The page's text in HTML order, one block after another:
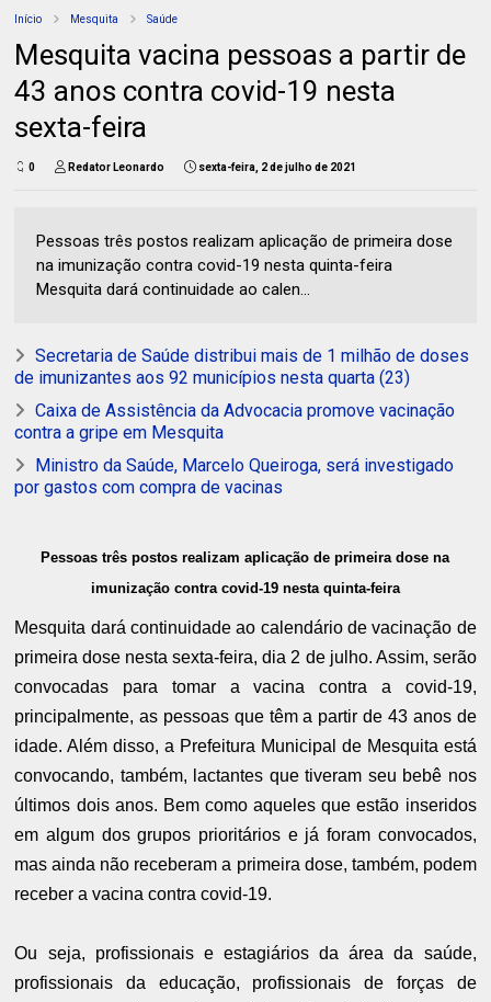
Início Mesquita Saúde
Mesquita vacina pessoas a partir de
43 anos contra covid-19 nesta
sexta-feira
0 Redator Leonardo sexta-feira, 2 de julho de 2021
Pessoas três postos realizam aplicação de primeira dose
na imunização contra covid-19 nesta quinta-feira
Mesquita dará continuidade ao calen...
Secretaria de Saúde distribui mais de 1 milhão de doses
de imunizantes aos 92 municípios nesta quarta (23)
Caixa de Assistência da Advocacia promove vacinação
contra a gripe em Mesquita
Ministro da Saúde, Marcelo Queiroga, será investigado
por gastos com compra de vacinas
Pessoas três postos realizam aplicação de primeira dose na
imunização contra covid-19 nesta quinta-feira
Mesquita dará continuidade ao calendário de vacinação de
primeira dose nesta sexta-feira, dia 2 de julho. Assim, serão
convocadas para tomar a vacina contra a covid-19,
principalmente, as pessoas que têm a partir de 43 anos de
idade. Além disso, a Prefeitura Municipal de Mesquita está
convocando, também, lactantes que tiveram seu bebê nos
últimos dois anos. Bem como aqueles que estão inseridos
em algum dos grupos prioritários e já foram convocados,
mas ainda não receberam a primeira dose, também, podem
receber a vacina contra covid-19.
Ou seja, profissionais e estagiários da área da saúde,
profissionais da educação, profissionais de forças de